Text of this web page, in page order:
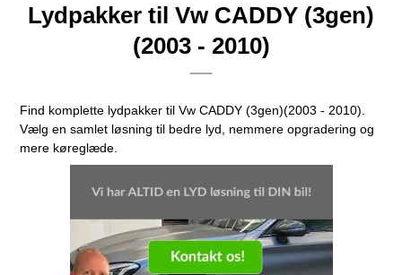
Lydpakker til Vw CADDY (3gen)
(2003 - 2010)
Find komplette lydpakker til Vw CADDY (3gen)(2003 - 2010).
Vælg en samlet løsning til bedre lyd, nemmere opgradering og
mere køreglæde.